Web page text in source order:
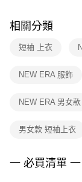
※ 交易是否成功請以
是否繳費成功／繳費
客戶支援中心」
１．透過由恩沛科
權轉讓予恩沛科技
３．未成年的使用
４．使用「AFTEE
相關分類
短袖 上衣
NEW ERA 服飾
NEW ERA 男女款
男女款 短袖上衣
一 必買清單 一